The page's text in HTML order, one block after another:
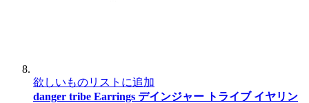
欲しいものリストに追加
danger tribe Earrings デインジャー トライブ イヤリン